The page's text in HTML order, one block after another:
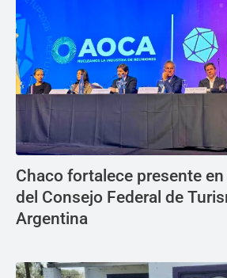
Chaco fortalece presente
del Consejo Federal de
Argentina